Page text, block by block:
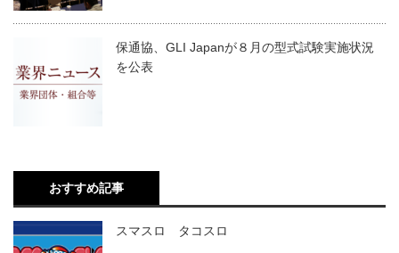
保通協、GLI Japanが８月の型式試験実施状況
を公表
おすすめ記事
スマスロ タコスロ